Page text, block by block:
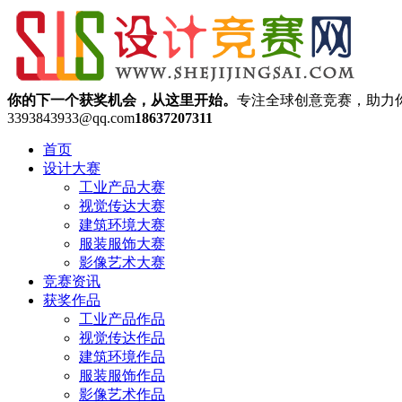
你的下一个获奖机会，从这里开始。 专注全球创意竞赛，助力
3393843933@qq.com18637207311
首页
设计大赛
工业产品大赛
视觉传达大赛
建筑环境大赛
服装服饰大赛
影像艺术大赛
竞赛资讯
获奖作品
工业产品作品
视觉传达作品
建筑环境作品
服装服饰作品
影像艺术作品